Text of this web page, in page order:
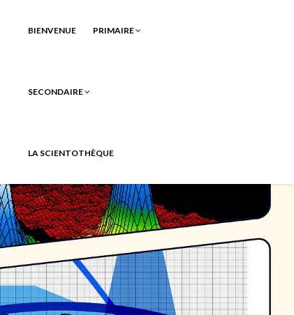
BIENVENUE PRIMAIRE
SECONDAIRE
LA SCIENTOTHÈQUE